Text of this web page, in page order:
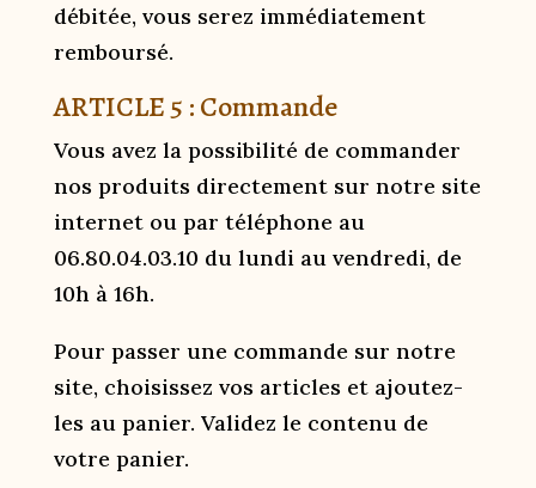
débitée, vous serez immédiatement
remboursé.
ARTICLE 5 : Commande
Vous avez la possibilité de commander
nos produits directement sur notre site
internet ou par téléphone au
06.80.04.03.10 du lundi au vendredi, de
10h à 16h.
Pour passer une commande sur notre
site, choisissez vos articles et ajoutez-
les au panier. Validez le contenu de
votre panier.